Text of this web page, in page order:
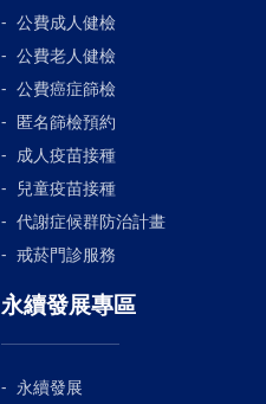
公費成人健檢
公費老人健檢
公費癌症篩檢
匿名篩檢預約
成人疫苗接種
兒童疫苗接種
代謝症候群防治計畫
戒菸門診服務
永續發展專區
永續發展